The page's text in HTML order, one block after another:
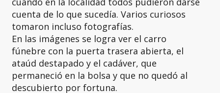
cuenta de lo que sucedía. Varios curiosos
tomaron incluso fotografías.
En las imágenes se logra ver el carro
fúnebre con la puerta trasera abierta, el
ataúd destapado y el cadáver, que
permaneció en la bolsa y que no quedó al
descubierto por fortuna.